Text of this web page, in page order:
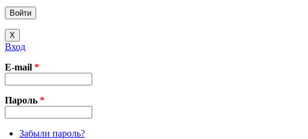
X
Вход
E-mail *
Пароль *
Забыли пароль?